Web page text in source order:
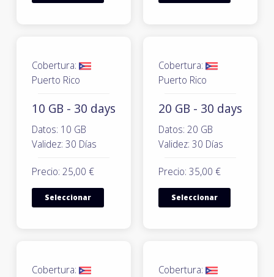
Cobertura:
Puerto Rico
10 GB - 30 days
Datos: 10 GB
Validez: 30 Días
Precio: 25,00 €
Seleccionar
Cobertura:
Puerto Rico
20 GB - 30 days
Datos: 20 GB
Validez: 30 Días
Precio: 35,00 €
Seleccionar
Cobertura:
Cobertura: